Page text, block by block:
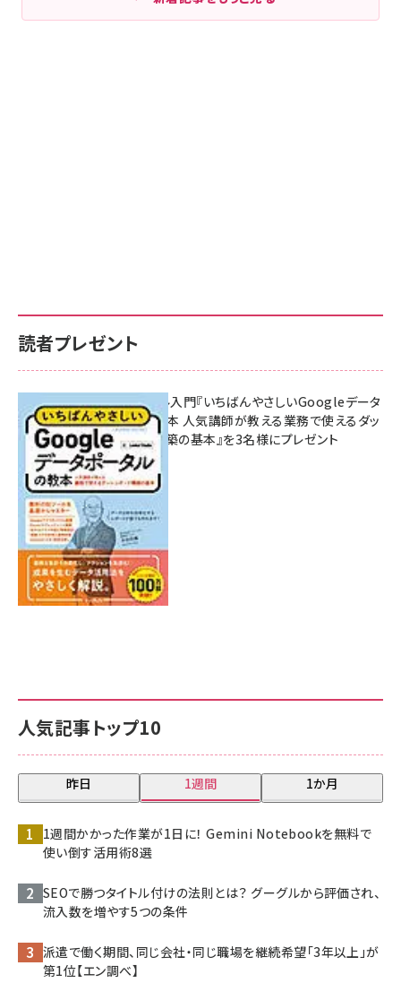
人気記事トップ10
昨日 1週間 1か月
1週間かかった作業が1日に！ Gemini Notebookを無料で
使い倒す活用術8選
SEOで勝つタイトル付けの法則とは？ グーグルから評価され、
流入数を増やす5つの条件
派遣で働く期間、同じ会社・同じ職場を継続希望「3年以上」が
第1位【エン調べ】
読者プレゼント
無料BIツール入門『いちばんやさしいGoogleデータ
ポータルの教本 人気講師が教える業務で使えるダッ
シュボード構築の基本』を3名様にプレゼント
7月31日 10:00